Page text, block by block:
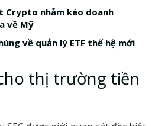
Crypto nhằm kéo doanh
về Mỹ
về quản lý ETF thế hệ mới
thị trường tiền